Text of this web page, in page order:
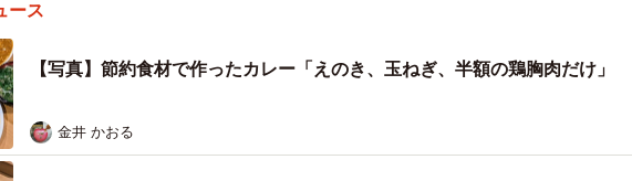
ース
【写真】節約食材で作ったカレー「えのき、玉ねぎ、半額の鶏胸肉だけ」
金井 かおる